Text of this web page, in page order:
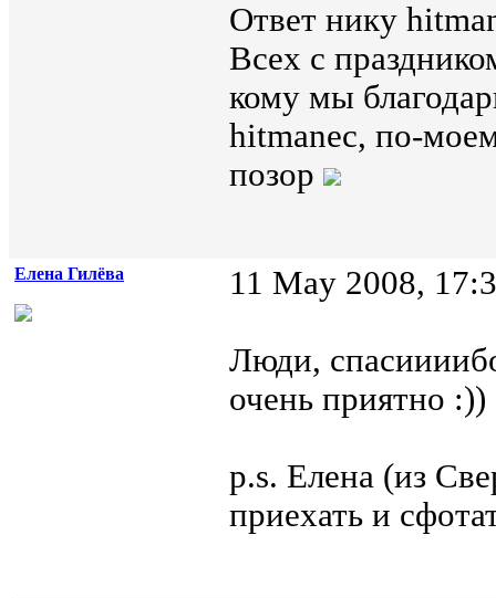
Ответ нику
Всех с
кому мы
hitmanec, по-
позор
Елена Гилёва 11 May 2008,
Люди,
очень приятно :))
p.s. Елена (из
приехать и